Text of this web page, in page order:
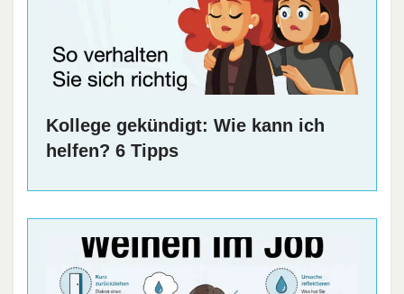
Kollege gekündigt: Wie kann ich
helfen? 6 Tipps